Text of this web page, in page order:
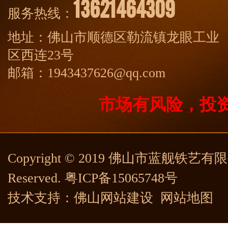
服务热线： 13621464309
地址：佛山市顺德区勒流镇龙眼工业
区西连23号
邮箱：1943437626@qq.com
市场有风险，投
Copyright © 2019 佛山市蓝舰铁艺有
Reserved. 粤ICP备15065748号
技术支持： 佛山网站建设 网站地图